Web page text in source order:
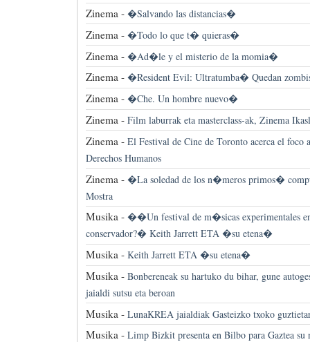
Zinema - �Salvando las distancias�
Zinema - �Todo lo que t� quieras�
Zinema - �Ad�le y el misterio de la momia�
Zinema - �Resident Evil: Ultratumba� Quedan
Zinema - �Che. Un hombre nuevo�
Zinema - Film laburrak eta masterclass-ak, Zinema
Zinema - El Festival de Cine de Toronto acerca el foco
Derechos Humanos
Zinema - �La soledad de los n�meros primos�
Mostra
Musika - ��Un festival de m�sicas experimentales
conservador?� Keith Jarrett ETA �su etena�
Musika - Keith Jarrett ETA �su etena�
Musika - Bonbereneak su hartuko du bihar, gune
jaialdi sutsu eta beroan
Musika - LunaKREA jaialdiak Gasteizko txoko
Musika - Limp Bizkit presenta en Bilbo para Gaztea